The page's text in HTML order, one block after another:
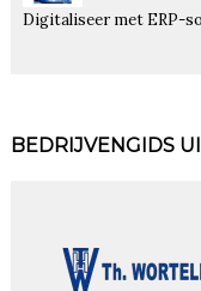
Digitaliseer met ERP-
BEDRIJVENGIDS